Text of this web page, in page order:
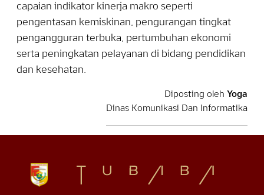
capaian indikator kinerja makro seperti
pengentasan kemiskinan, pengurangan tingkat
pengangguran terbuka, pertumbuhan ekonomi
serta peningkatan pelayanan di bidang pendidikan
dan kesehatan.
Diposting oleh Yoga
Dinas Komunikasi Dan Informatika